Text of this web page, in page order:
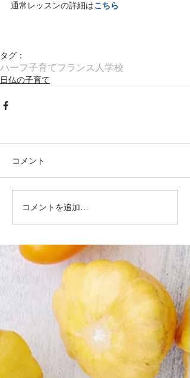
通常レッスンの詳細はこちら
タグ：
ハーフ子育てフランス人学校
日仏の子育て
コメント
コメントを追加…